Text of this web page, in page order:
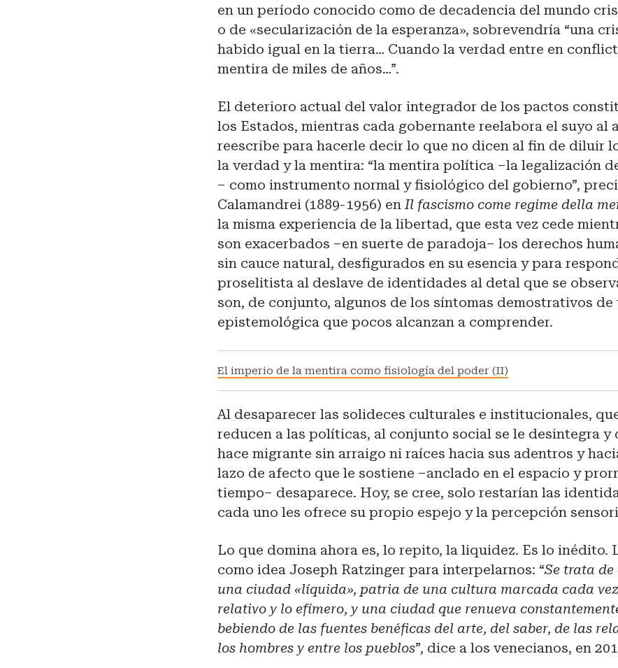
en un período conocido como de decadencia del mundo
o de «secularización de la esperanza», sobrevendría “una
habido igual en la tierra… Cuando la verdad entre en
mentira de miles de años…”.
El deterioro actual del valor integrador de los pactos
los Estados, mientras cada gobernante reelabora el suyo al
reescribe para hacerle decir lo que no dicen al fin de diluir
la verdad y la mentira: “la mentira política –la legalización
– como instrumento normal y fisiológico del gobierno”,
Calamandrei (1889-1956) enIl fascismo come regime della
la misma experiencia de la libertad, que esta vez cede
son exacerbados –en suerte de paradoja– los derechos
sin cauce natural, desfigurados en su esencia y para
proselitista al deslave de identidades al detal que se
son, de conjunto, algunos de los síntomas demostrativos
epistemológica que pocos alcanzan a comprender.
El imperio de la mentira como fisiología del poder (II)
Al desaparecer las solideces culturales e institucionales,
reducen a las políticas, al conjunto social se le desintegra y
hace migrante sin arraigo ni raíces hacia sus adentros y
lazo de afecto que le sostiene –anclado en el espacio y
tiempo– desaparece. Hoy, se cree, solo restarían las
cada uno les ofrece su propio espejo y la percepción
Lo que domina ahora es, lo repito, la liquidez. Es lo inédito.
como idea Joseph Ratzinger para interpelarnos: “Se trata
una ciudad «líquida», patria de una cultura marcada cada
relativo y lo efímero, y una ciudad que renueva
bebiendo de las fuentes benéficas del arte, del saber, de las
los hombres y entre los pueblos”, dice a los venecianos, en